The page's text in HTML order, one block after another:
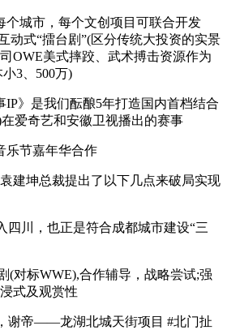
城市，每个文创项目可联合开发
动式“擂台剧”(区分传统大投资的实景
OWE美式摔跤、武术搏击资源作为
3、500万)
》是我们酝酿5年打造国内首档结合
爱奇艺和安徽卫视播出的赛事
节嘉年华合作
坤总裁提出了以下几点来破局实现
川，也正是符合成都城市建设“三
标WWE),合作辅导，战略尝试;强
式及观赏性
帝——龙湖北城天街项目 #北门扯